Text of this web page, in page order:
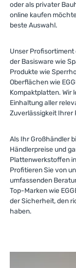
oder als privater
online kaufen
beste Auswahl.
Unser
der Basisware wie
Produkte wie
Oberflächen wie
Kompaktplatten. Wir
Einhaltung aller
Zuverlässigkeit Ihrer
Als Ihr Großhändler
Händlerpreise und
Plattenwerkstoffen
Profitieren Sie von
umfassenden
Top-Marken wie
der Sicherheit, den
haben.